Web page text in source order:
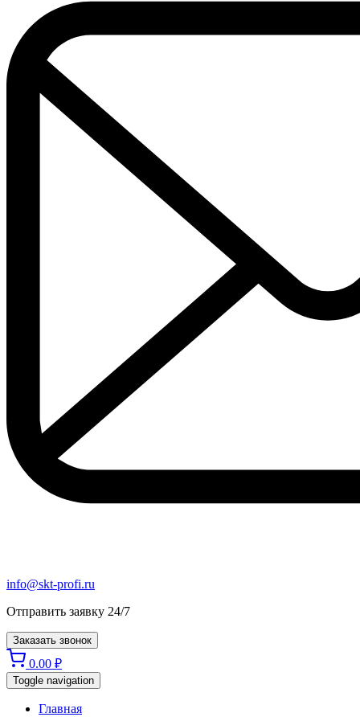
info@skt-profi.ru
Отправить заявку 24/7
Заказать звонок
0.00 ₽
Toggle navigation
Главная